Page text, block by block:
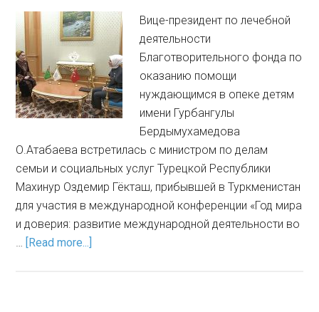
Вице-президент по лечебной
деятельности
Благотворительного фонда по
оказанию помощи
нуждающимся в опеке детям
имени Гурбангулы
Бердымухамедова
О.Атабаева встретилась с министром по делам
семьи и социальных услуг Турецкой Республики
Махинур Оздемир Гёкташ, прибывшей в Туркменистан
для участия в международной конференции «Год мира
и доверия: развитие международной деятельности во
… [Read more...]